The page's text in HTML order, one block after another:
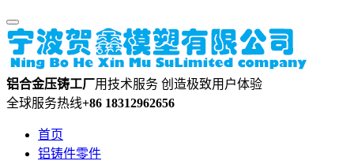
铝合金压铸工厂用技术服务 创造极致用户体验
全球服务热线+86 18312962656
首页
铝铸件零件